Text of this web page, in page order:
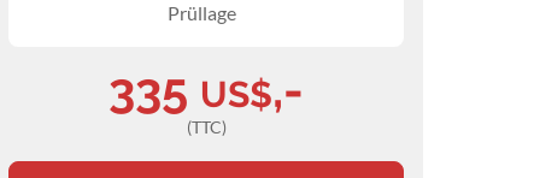
Prüllage
335 US$,-
(TTC)